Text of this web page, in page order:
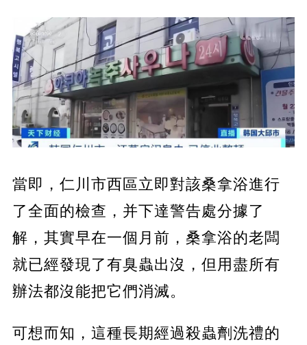
當即，仁川市西區立即對該桑拿浴進行
了全面的檢查，并下達警告處分據了
解，其實早在一個月前，桑拿浴的老闆
就已經發現了有臭蟲出沒，但用盡所有
辦法都沒能把它們消滅。
可想而知，這種長期經過殺蟲劑洗禮的